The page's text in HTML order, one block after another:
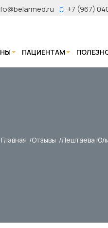
+7 (967)
ПАЦИЕНТАМ
Главная Отзывы Лештаева